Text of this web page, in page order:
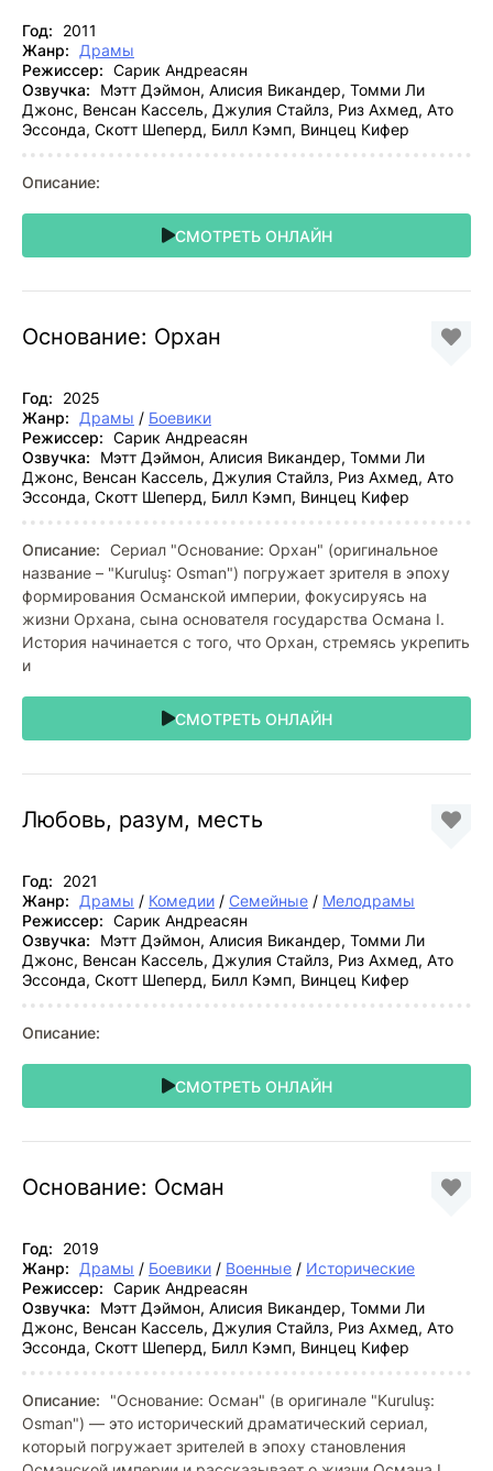
Год:
2011
Жанр:
Драмы
Режиссер: Сарик Андреасян
Озвучка:
Мэтт Дэймон, Алисия Викандер, Томми Ли
Джонс, Венсан Кассель, Джулия Стайлз, Риз Ахмед, Ато
Эссонда, Скотт Шеперд, Билл Кэмп, Винцец Кифер
Описание:
СМОТРЕТЬ ОНЛАЙН
Основание: Орхан
Год:
2025
Жанр:
Драмы / Боевики
Режиссер: Сарик Андреасян
Озвучка:
Мэтт Дэймон, Алисия Викандер, Томми Ли
Джонс, Венсан Кассель, Джулия Стайлз, Риз Ахмед, Ато
Эссонда, Скотт Шеперд, Билл Кэмп, Винцец Кифер
Описание: Сериал "Основание: Орхан" (оригинальное
название – "Kuruluş: Osman") погружает зрителя в эпоху
формирования Османской империи, фокусируясь на
жизни Орхана, сына основателя государства Османа I.
История начинается с того, что Орхан, стремясь укрепить
и
СМОТРЕТЬ ОНЛАЙН
Любовь, разум, месть
Год:
2021
Жанр:
Драмы / Комедии / Семейные / Мелодрамы
Режиссер: Сарик Андреасян
Озвучка:
Мэтт Дэймон, Алисия Викандер, Томми Ли
Джонс, Венсан Кассель, Джулия Стайлз, Риз Ахмед, Ато
Эссонда, Скотт Шеперд, Билл Кэмп, Винцец Кифер
Описание:
СМОТРЕТЬ ОНЛАЙН
Основание: Осман
Год:
2019
Жанр:
Драмы / Боевики / Военные / Исторические
Режиссер: Сарик Андреасян
Озвучка:
Мэтт Дэймон, Алисия Викандер, Томми Ли
Джонс, Венсан Кассель, Джулия Стайлз, Риз Ахмед, Ато
Эссонда, Скотт Шеперд, Билл Кэмп, Винцец Кифер
Описание:
"Основание: Осман" (в оригинале "Kuruluş:
Osman") — это исторический драматический сериал,
который погружает зрителей в эпоху становления